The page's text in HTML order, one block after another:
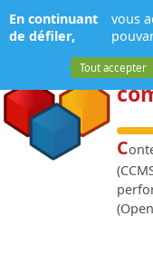
C
Panneau de gestion des
En continuant
de défiler,
vous
Tout accepter